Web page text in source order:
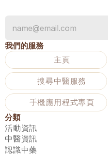
我們的服務
主頁
搜尋中醫服務
手機應用程式專頁
分類
活動資訊
中醫資訊
認識中藥